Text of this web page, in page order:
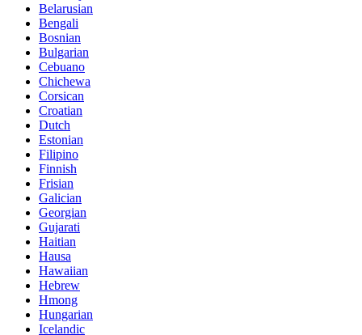
Belarusian
Bengali
Bosnian
Bulgarian
Cebuano
Chichewa
Corsican
Croatian
Dutch
Estonian
Filipino
Finnish
Frisian
Galician
Georgian
Gujarati
Haitian
Hausa
Hawaiian
Hebrew
Hmong
Hungarian
Icelandic